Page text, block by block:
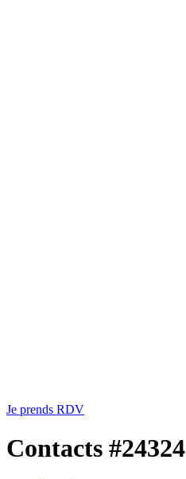
Je prends RDV
Contacts #24324